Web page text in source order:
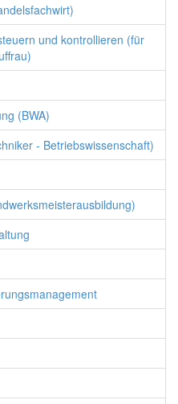
und kontrollieren (für
(BWA)
- Betriebswissenschaft)